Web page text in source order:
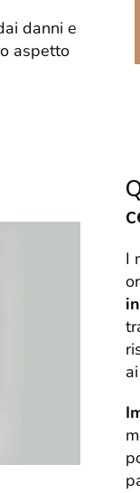
danni e
aspetto
I